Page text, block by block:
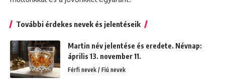
További érdekes nevek és jelentéseik
Martin név jelentése és eredete. Névnap:
április 13. november 11.
Férfi nevek / Fiú nevek